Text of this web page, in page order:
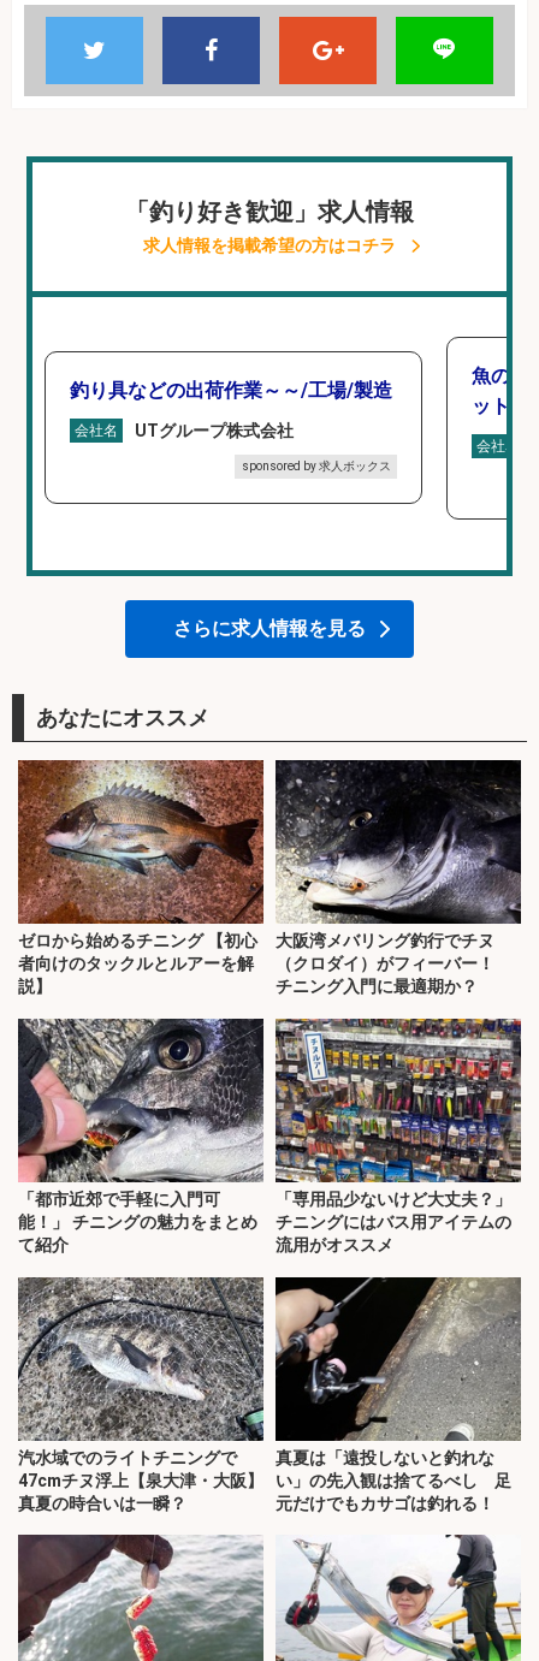
「釣り好き歓迎」求人情報
求人情報を掲載希望の方はコチラ
釣り具などの出荷作業～～/工場/製造
会社名 UTグループ株式会社
sponsored by 求人ボックス
魚の「
ットを
会社名
さらに求人情報を見る
あなたにオススメ
ゼロから始めるチニング 【初心
者向けのタックルとルアーを解
説】
大阪湾メバリング釣行でチヌ
（クロダイ）がフィーバー！
チニング入門に最適期か？
「都市近郊で手軽に入門可
能！」 チニングの魅力をまとめ
て紹介
「専用品少ないけど大丈夫？」
チニングにはバス用アイテムの
流用がオススメ
汽水域でのライトチニングで
47cmチヌ浮上【泉大津・大阪】
真夏の時合いは一瞬？
真夏は「遠投しないと釣れな
い」の先入観は捨てるべし 足
元だけでもカサゴは釣れる！